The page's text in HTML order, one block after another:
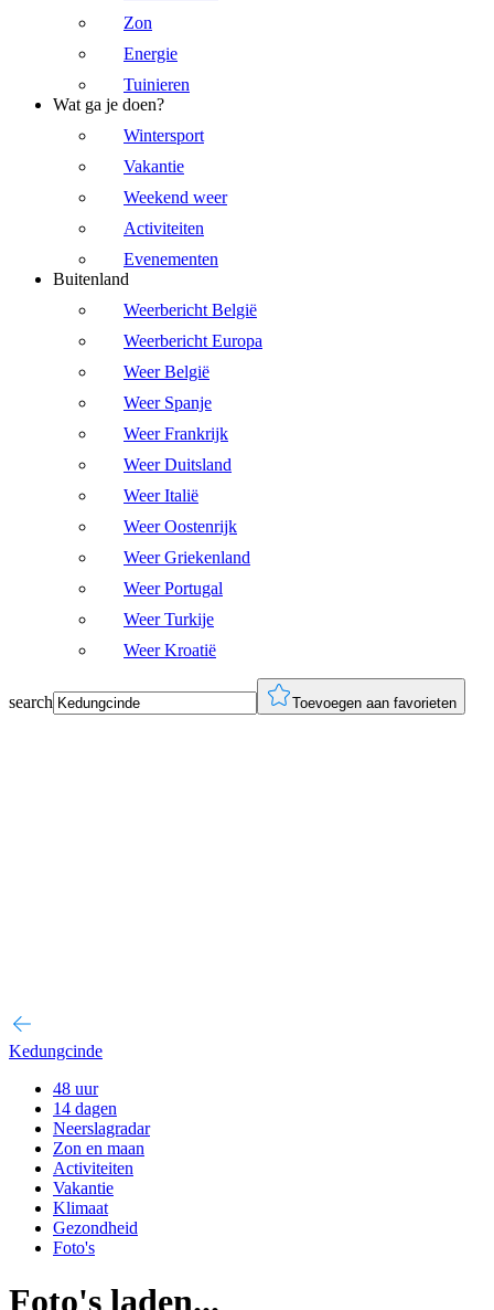
Zon
Energie
Tuinieren
Wat ga je doen?
Wintersport
Vakantie
Weekend weer
Activiteiten
Evenementen
Buitenland
Weerbericht België
Weerbericht Europa
Weer België
Weer Spanje
Weer Frankrijk
Weer Duitsland
Weer Italië
Weer Oostenrijk
Weer Griekenland
Weer Portugal
Weer Turkije
Weer Kroatië
search Toevoegen aan favorieten
Kedungcinde
48 uur
14 dagen
Neerslagradar
Zon en maan
Activiteiten
Vakantie
Klimaat
Gezondheid
Foto's
Foto's laden...